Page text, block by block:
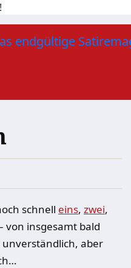
schnell eins, zwei,
von insgesamt bald
aber